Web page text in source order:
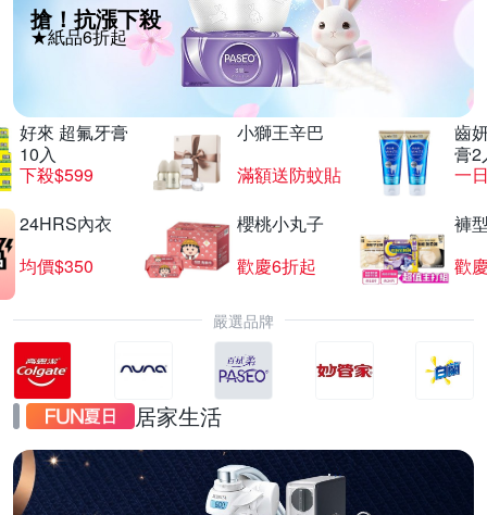
搶！抗漲下殺
★紙品6折起
好來 超氟牙膏
10入
下殺$599
小獅王辛巴
滿額送防蚊貼
齒
膏2
一
24HRS內衣
均價$350
櫻桃小丸子
歡慶6折起
褲
歡
嚴選品牌
居家生活